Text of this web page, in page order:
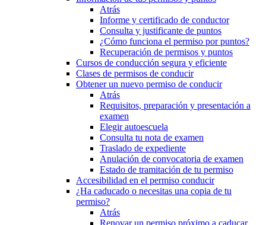
Atrás
Informe y certificado de conductor
Consulta y justificante de puntos
¿Cómo funciona el permiso por puntos?
Recuperación de permisos y puntos
Cursos de conducción segura y eficiente
Clases de permisos de conducir
Obtener un nuevo permiso de conducir
Atrás
Requisitos, preparación y presentación a
examen
Elegir autoescuela
Consulta tu nota de examen
Traslado de expediente
Anulación de convocatoria de examen
Estado de tramitación de tu permiso
Accesibilidad en el permiso conducir
¿Ha caducado o necesitas una copia de tu
permiso?
Atrás